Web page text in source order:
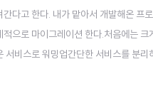
고 한다. 내가 맡아서 개발해온 프
으로 마이그레이션 한다.처음에는
비스로 워밍업간단한 서비스를 분